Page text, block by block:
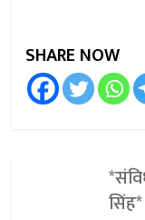
SHARE NOW
सिंह*